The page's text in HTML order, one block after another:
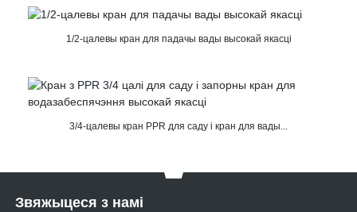
1/2-цалевы кран для падачы вады высокай якасці
3/4-цалевы кран PPR для саду і кран для вады...
Звяжыцеся з намі